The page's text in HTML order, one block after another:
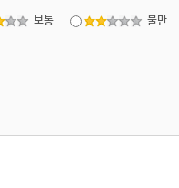
보통 불만